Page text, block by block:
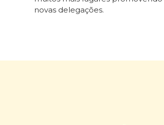
novas delegações.